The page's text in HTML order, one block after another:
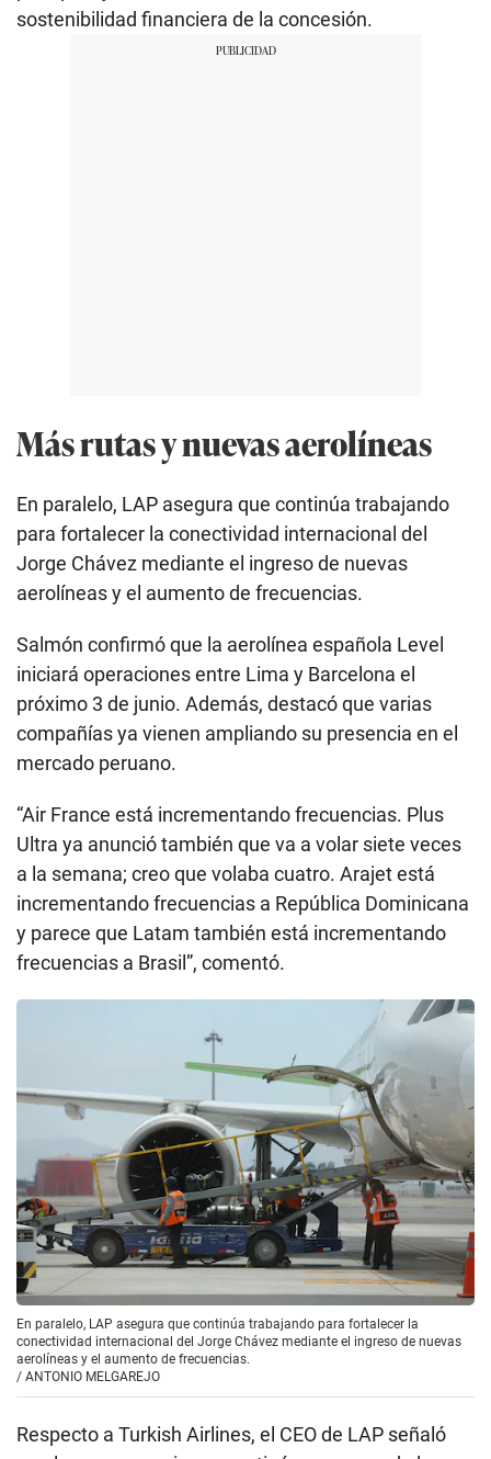
sostenibilidad financiera de la concesión.
Más rutas y nuevas aerolíneas
En paralelo, LAP asegura que continúa trabajando
para fortalecer la conectividad internacional del
Jorge Chávez mediante el ingreso de nuevas
aerolíneas y el aumento de frecuencias.
Salmón confirmó que la aerolínea española Level
iniciará operaciones entre Lima y Barcelona el
próximo 3 de junio. Además, destacó que varias
compañías ya vienen ampliando su presencia en el
mercado peruano.
“Air France está incrementando frecuencias. Plus
Ultra ya anunció también que va a volar siete veces
a la semana; creo que volaba cuatro. Arajet está
incrementando frecuencias a República Dominicana
y parece que Latam también está incrementando
frecuencias a Brasil”, comentó.
En paralelo, LAP asegura que continúa trabajando para fortalecer la
conectividad internacional del Jorge Chávez mediante el ingreso de nuevas
aerolíneas y el aumento de frecuencias.
/ ANTONIO MELGAREJO
Respecto a Turkish Airlines, el CEO de LAP señaló